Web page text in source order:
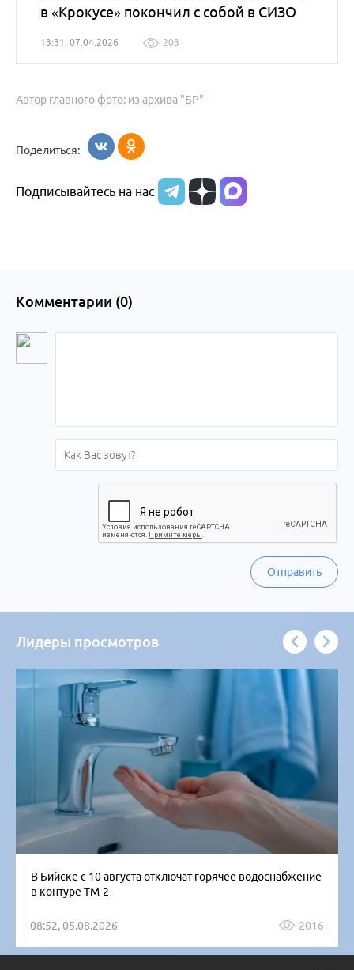
в «Крокусе» покончил с собой в СИЗО
13:31, 07.04.2026 203
Автор главного фото: из архива "БР"
Поделиться:
Подписывайтесь на нас
Комментарии (0)
Отправить
Лидеры просмотров
В Бийске с 10 августа отключат горячее водоснабжение
в контуре ТМ-2
08:52, 05.08.2026 2016